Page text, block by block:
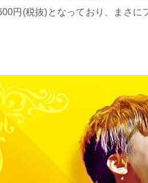
円(税抜)となっており、まさ